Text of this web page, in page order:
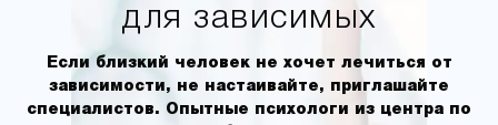
для зависимых
Если близкий человек не хочет лечиться от
зависимости, не настаивайте, приглашайте
специалистов. Опытные психологи из центра по